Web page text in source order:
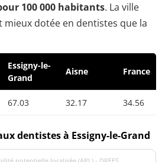
100 000 habitants. La ville
mieux dotée en dentistes que la
Essigny-le-
Grand
Aisne France
67.03 32.17 34.56
dentistes à Essigny-le-Grand